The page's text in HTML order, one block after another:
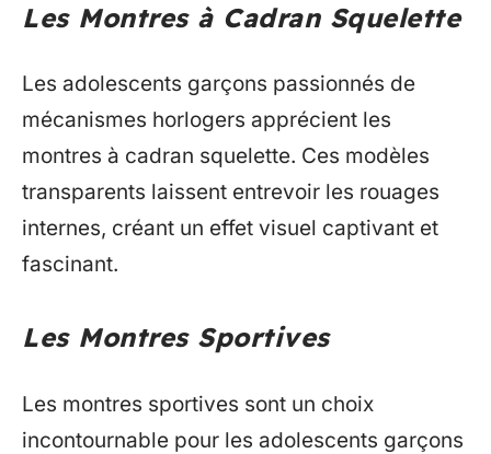
Les Montres à Cadran Squelette
Les adolescents garçons passionnés de
mécanismes horlogers apprécient les
montres à cadran squelette. Ces modèles
transparents laissent entrevoir les rouages
internes, créant un effet visuel captivant et
fascinant.
Les Montres Sportives
Les montres sportives sont un choix
incontournable pour les adolescents garçons